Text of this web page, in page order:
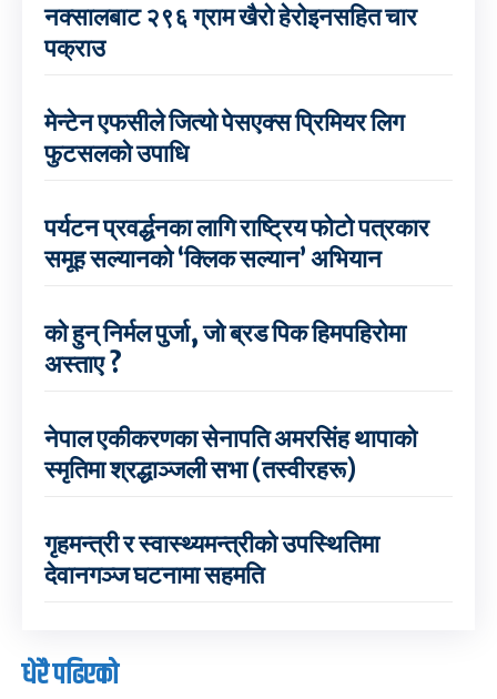
नक्सालबाट २९६ ग्राम खैरो हेरोइनसहित चार
पक्राउ
मेन्टेन एफसीले जित्यो पेसएक्स प्रिमियर लिग
फुटसलको उपाधि
पर्यटन प्रवर्द्धनका लागि राष्ट्रिय फोटो पत्रकार
समूह सल्यानको ‘क्लिक सल्यान’ अभियान
को हुन् निर्मल पुर्जा, जो ब्रड पिक हिमपहिरोमा
अस्ताए ?
नेपाल एकीकरणका सेनापति अमरसिंह थापाको
स्मृतिमा श्रद्धाञ्जली सभा (तस्वीरहरू)
गृहमन्त्री र स्वास्थ्यमन्त्रीको उपस्थितिमा
देवानगञ्ज घटनामा सहमति
धेरै पढिएको